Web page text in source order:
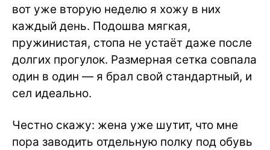
вот уже вторую неделю я хожу в них
каждый день. Подошва мягкая,
пружинистая, стопа не устаёт даже после
долгих прогулок. Размерная сетка совпала
один в один — я брал свой стандартный, и
сел идеально.
Честно скажу: жена уже шутит, что мне
пора заводить отдельную полку под обувь